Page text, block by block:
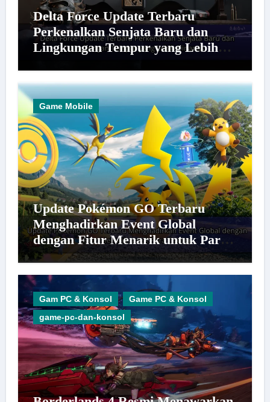
Delta Force Update Terbaru
Perkenalkan Senjata Baru dan
Lingkungan Tempur yang Lebih
Game Mobile
Update Pokémon GO Terbaru
Menghadirkan Event Global
dengan Fitur Menarik untuk Para
Trainer
Gam PC & Konsol
Game PC & Konsol
game-pc-dan-konsol